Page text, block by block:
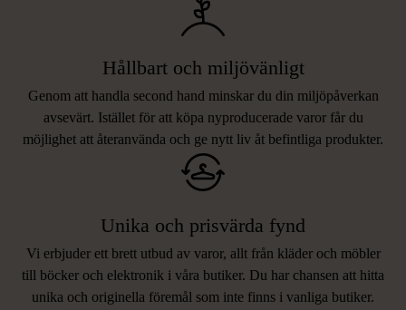
Hållbart och miljövänligt
Genom att handla second hand minskar du din miljöpåverkan
avsevärt. Istället för att köpa nyproducerade varor får du
möjlighet att återanvända och ge nytt liv åt befintliga produkter.
Unika och prisvärda fynd
Vi erbjuder ett brett utbud av varor, allt från kläder och möbler
till böcker och elektronik i våra butiker. Du har chansen att hitta
unika och originella föremål som inte finns i vanliga butiker.
LIKNANDE PRODUKTER
Hitta produkter som påminner om denna